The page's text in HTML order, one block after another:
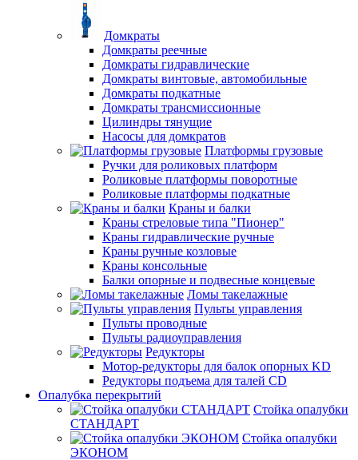
Домкраты
Домкраты реечные
Домкраты гидравлические
Домкраты винтовые, автомобильные
Домкраты подкатные
Домкраты трансмиссионные
Цилиндры тянущие
Насосы для домкратов
Платформы грузовые
Ручки для роликовых платформ
Роликовые платформы поворотные
Роликовые платформы подкатные
Краны и балки
Краны стреловые типа "Пионер"
Краны гидравлические ручные
Краны ручные козловые
Краны консольные
Балки опорные и подвесные концевые
Ломы такелажные
Пульты управления
Пульты проводные
Пульты радиоуправления
Редукторы
Мотор-редукторы для балок опорных KD
Редукторы подъема для талей CD
Опалубка перекрытий
Стойка опалубки
СТАНДАРТ
Стойка опалубки
ЭКОНОМ